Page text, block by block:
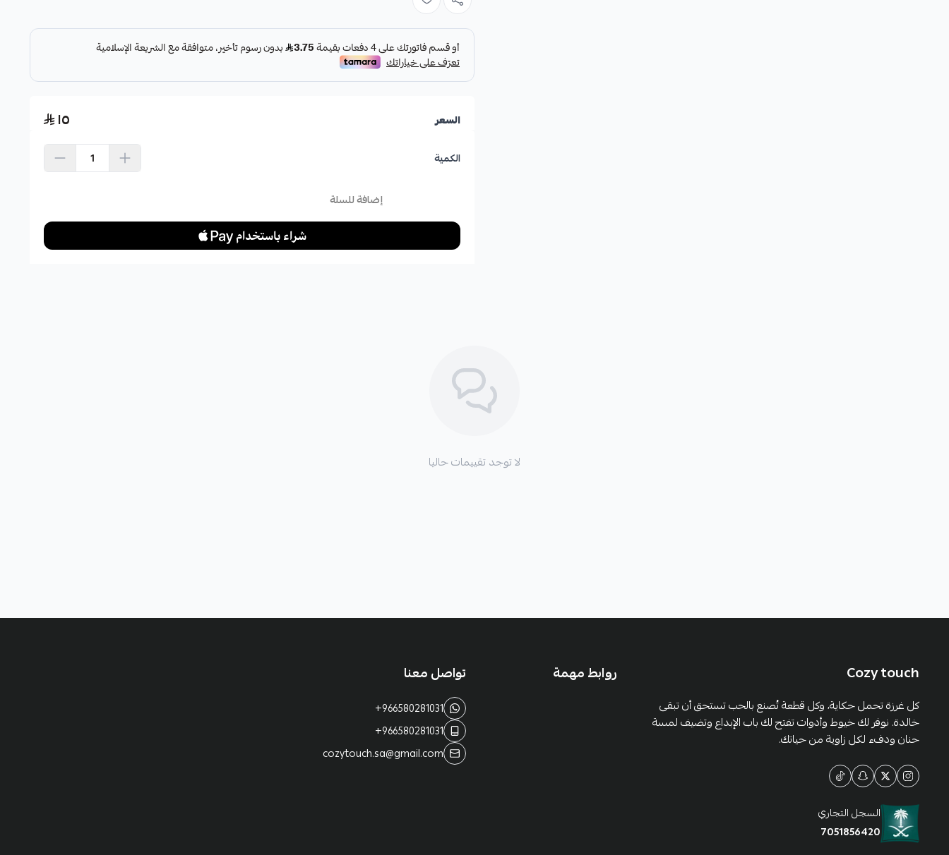
السعر ١٥
الكمية
إضافة للسلة
لا توجد تقييمات حاليا
Cozy touch
كل غرزة تحمل حكاية، وكل قطعة تُصنع بالحب تستحق أن تبقى
خالدة. نوفر لك خيوط وأدوات تفتح لك باب الإبداع وتضيف لمسة
حنان ودفء لكل زاوية من حياتك.
السجل التجاري
7051856420
روابط مهمة تواصل معنا
+966580281031
+966580281031
cozytouch.sa@gmail.com